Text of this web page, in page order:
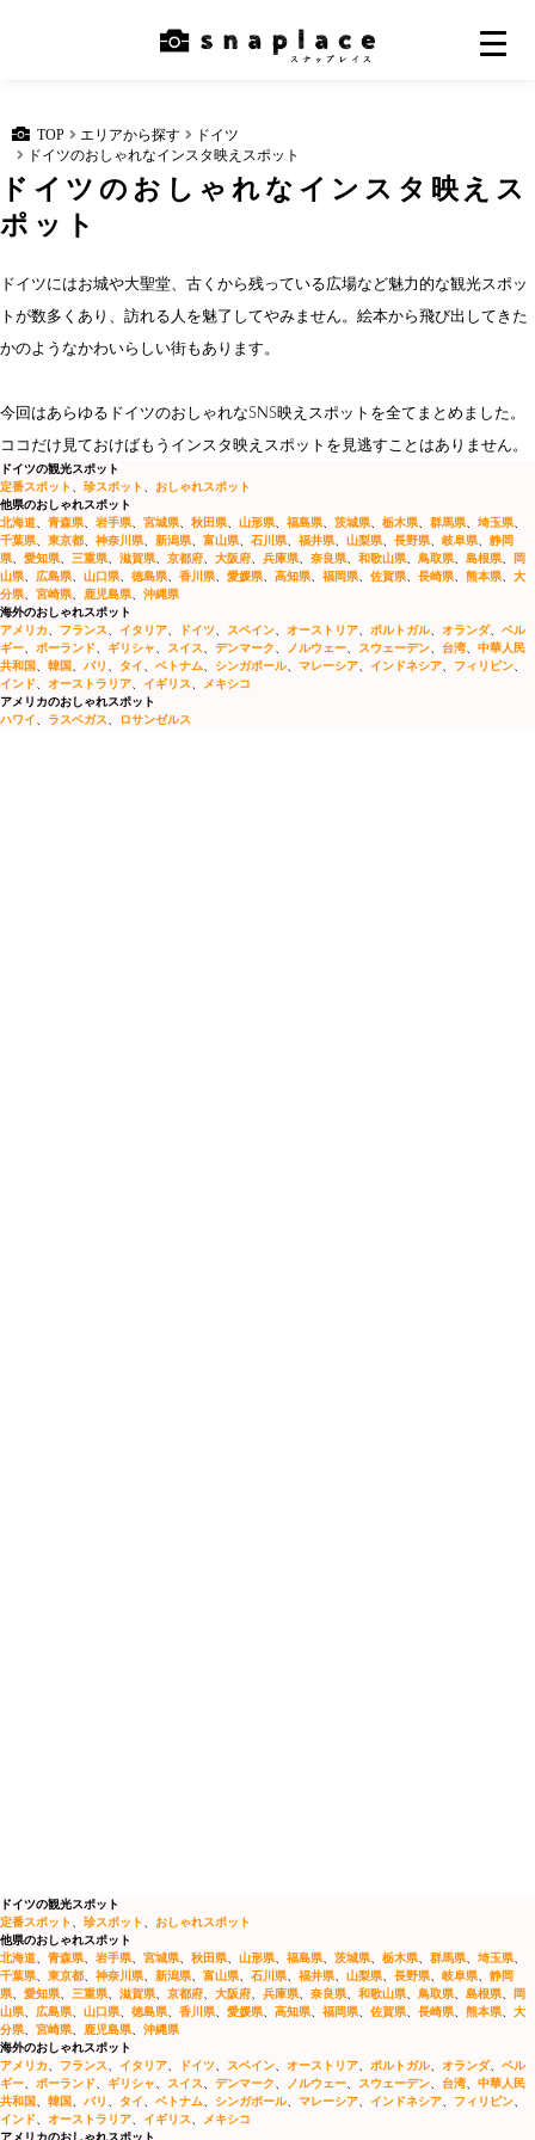
TOP エリアから探す
ドイツ
ドイツのおしゃれなインスタ映えスポット
ドイツのおしゃれなインスタ映えス
ポット
ドイツにはお城や大聖堂、古くから残っている広場など魅力的な観光スポッ
トが数多くあり、訪れる人を魅了してやみません。絵本から飛び出してきた
かのようなかわいらしい街もあります。
今回はあらゆるドイツのおしゃれなSNS映えスポットを全てまとめました。
ココだけ見ておけばもうインスタ映えスポットを見逃すことはありません。
ドイツの観光スポット
定番スポット 、 珍スポット 、 おしゃれスポット
他県のおしゃれスポット
北海道、 青森県、 岩手県、 宮城県、 秋田県、 山形県、 福島県、 茨城県、 栃木県、 群馬県、 埼玉県、
千葉県、 東京都、 神奈川県、 新潟県、 富山県、 石川県、 福井県、 山梨県、 長野県、 岐阜県、 静岡
県、 愛知県、 三重県、 滋賀県、 京都府、 大阪府、 兵庫県、 奈良県、 和歌山県、 鳥取県、 島根県、
岡
山県、 広島県、 山口県、 徳島県、 香川県、 愛媛県、 高知県、 福岡県、 佐賀県、 長崎県、 熊本県、 大
分県、 宮崎県、 鹿児島県、 沖縄県
海外のおしゃれスポット
アメリカ 、 フランス 、 イタリア、 ドイツ、 スペイン、 オーストリア、 ポルトガル、 オランダ、 ベル
ギー、 ポーランド 、 ギリシャ 、 スイス 、 デンマーク 、 ノルウェー、 スウェーデン、 台湾、 中華人民
共和国 、 韓国 、 バリ 、 タイ 、 ベトナム、 シンガポール、 マレーシア、 インドネシア、 フィリピン、
インド 、 オーストラリア、 イギリス 、 メキシコ
アメリカのおしゃれスポット
ハワイ 、 ラスベガス 、 ロサンゼルス
ドイツの観光スポット
定番スポット 、 珍スポット 、 おしゃれスポット
他県のおしゃれスポット
北海道、 青森県、 岩手県、 宮城県、 秋田県、 山形県、 福島県、 茨城県、 栃木県、 群馬県、 埼玉県、
千葉県、 東京都、 神奈川県、 新潟県、 富山県、 石川県、 福井県、 山梨県、 長野県、 岐阜県、 静岡
県、 愛知県、 三重県、 滋賀県、 京都府、 大阪府、 兵庫県、 奈良県、 和歌山県、 鳥取県、 島根県、
岡
山県、 広島県、 山口県、 徳島県、 香川県、 愛媛県、 高知県、 福岡県、 佐賀県、 長崎県、 熊本県、 大
分県、 宮崎県、 鹿児島県、 沖縄県
海外のおしゃれスポット
アメリカ 、 フランス 、 イタリア、 ドイツ、 スペイン、 オーストリア、 ポルトガル、 オランダ、 ベル
ギー、 ポーランド 、 ギリシャ 、 スイス 、 デンマーク 、 ノルウェー、 スウェーデン、 台湾、 中華人民
共和国 、 韓国 、 バリ 、 タイ 、 ベトナム、 シンガポール、 マレーシア、 インドネシア、 フィリピン、
インド 、 オーストラリア、 イギリス 、 メキシコ
アメリカのおしゃれスポット